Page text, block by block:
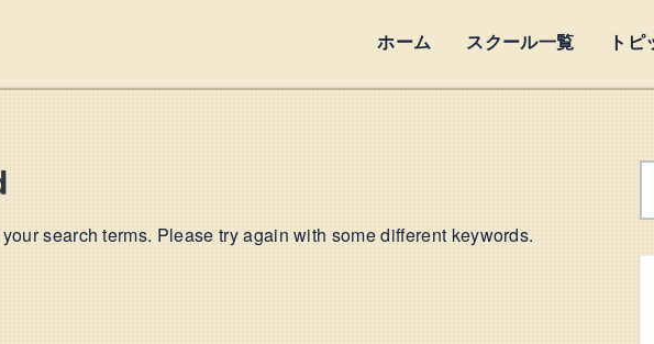
ホーム スクール一覧 トピ
search terms. Please try again with some different keywords.